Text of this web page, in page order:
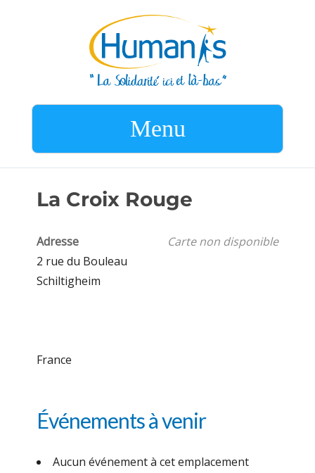
Menu
La Croix Rouge
Carte non disponible
Adresse
2 rue du Bouleau
Schiltigheim
France
Événements à venir
Aucun événement à cet emplacement